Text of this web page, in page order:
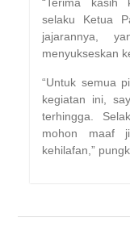
selaku Ketua
jajarannya,
menyukseskan
“Untuk semua
kegiatan ini,
terhingga.
mohon maaf
kehilafan,”